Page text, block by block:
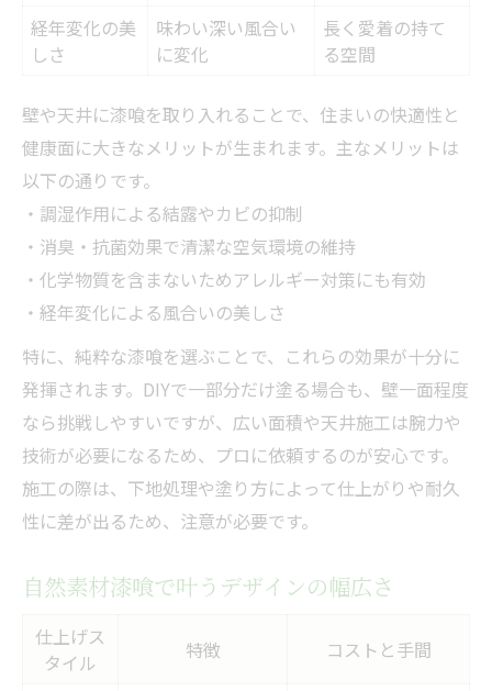
経年変化の美
しさ
味わい深い風合い
に変化
長く愛着の持て
る空間
壁や天井に漆喰を取り入れることで、住まいの快適性と
健康面に大きなメリットが生まれます。主なメリットは
以下の通りです。
・調湿作用による結露やカビの抑制
・消臭・抗菌効果で清潔な空気環境の維持
・化学物質を含まないためアレルギー対策にも有効
・経年変化による風合いの美しさ
特に、純粋な漆喰を選ぶことで、これらの効果が十分に
発揮されます。DIYで一部分だけ塗る場合も、壁一面程度
なら挑戦しやすいですが、広い面積や天井施工は腕力や
技術が必要になるため、プロに依頼するのが安心です。
施工の際は、下地処理や塗り方によって仕上がりや耐久
性に差が出るため、注意が必要です。
自然素材漆喰で叶うデザインの幅広さ
仕上げス
タイル
特徴 コストと手間